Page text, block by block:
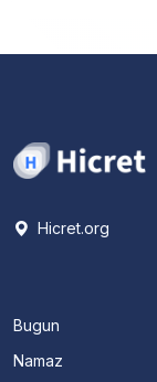
Hicret.org
Bugun
Namaz